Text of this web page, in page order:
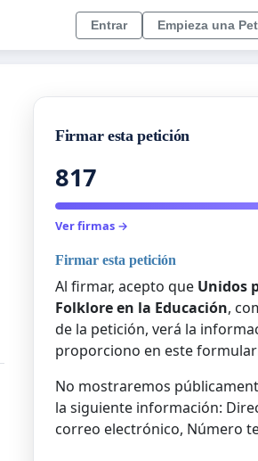
Entrar Empieza una
Firmar esta petición
817
Ver firmas →
Firmar esta petición
Al firmar, acepto que Unidos
Folklore en la Educación,
de la petición, verá la
proporciono en este
No mostraremos
la siguiente información:
correo electrónico, Número